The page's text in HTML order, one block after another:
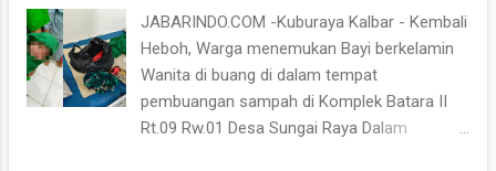
(Disbudpar) pada hari Senin, 6 Maret 2023.
"Kampanye bahwa Kota Bandung aman dan
ramah bagi wisatawan perlu terus dilakukan.
Masalah keamanan memang wilayah aparat
keamanan, tetapi kampanyenya perlu
JABARINDO.COM -Kuburaya Kalbar - Kembali
Heboh, Warga menemukan Bayi berkelamin
Wanita di buang di dalam tempat
pembuangan sampah di Komplek Batara II
Rt.09 Rw.01 Desa Sungai Raya Dalam